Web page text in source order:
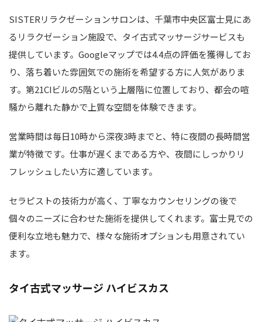
SISTERリラクゼーションサロンは、千葉市中央区富士見にあ
るリラクゼーション施設で、タイ古式マッサージサービスも
提供しています。Googleマップでは4.4点の評価を獲得してお
り、落ち着いた雰囲気での施術を希望する方に人気がありま
す。第21CIビルの5階という上層階に位置しており、都会の喧
騒から離れた静かで上質な空間を体験できます。
営業時間は毎日10時から深夜3時までと、特に夜間の長時間営
業が特徴です。仕事が遅くまである方や、夜間にしっかりリ
フレッシュしたい方に適しています。
セラピストの技術力が高く、丁寧なカウンセリングの後で
個々のニーズに合わせた施術を提供してくれます。富士見での
便利な立地も魅力で、様々な施術オプションも用意されてい
ます。
タイ古式マッサージ ハイビスカス